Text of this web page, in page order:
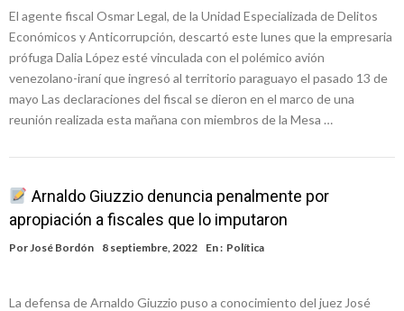
El agente fiscal Osmar Legal, de la Unidad Especializada de Delitos
Económicos y Anticorrupción, descartó este lunes que la empresaria
prófuga Dalia López esté vinculada con el polémico avión
venezolano-iraní que ingresó al territorio paraguayo el pasado 13 de
mayo Las declaraciones del fiscal se dieron en el marco de una
reunión realizada esta mañana con miembros de la Mesa …
Arnaldo Giuzzio denuncia penalmente por
apropiación a fiscales que lo imputaron
PorJosé Bordón 8 septiembre, 2022 En : Política
La defensa de Arnaldo Giuzzio puso a conocimiento del juez José